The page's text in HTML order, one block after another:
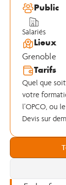
Public
Salariés
Lieux
Grenoble
Tarifs
Quel que
votre
l’OPCO, ou
Devis sur